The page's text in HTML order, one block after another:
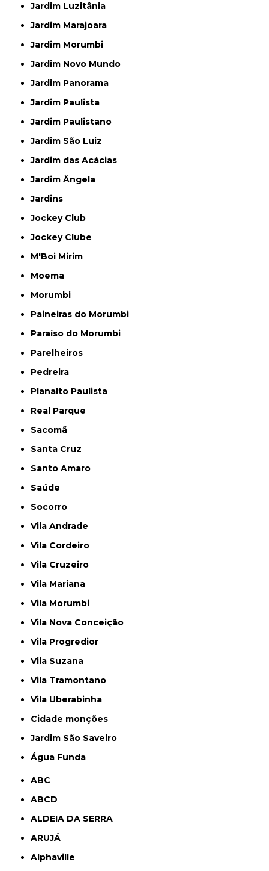
Jardim Luzitânia
Jardim Marajoara
Jardim Morumbi
Jardim Novo Mundo
Jardim Panorama
Jardim Paulista
Jardim Paulistano
Jardim São Luiz
Jardim das Acácias
Jardim Ângela
Jardins
Jockey Club
Jockey Clube
M'Boi Mirim
Moema
Morumbi
Paineiras do Morumbi
Paraíso do Morumbi
Parelheiros
Pedreira
Planalto Paulista
Real Parque
Sacomã
Santa Cruz
Santo Amaro
Saúde
Socorro
Vila Andrade
Vila Cordeiro
Vila Cruzeiro
Vila Mariana
Vila Morumbi
Vila Nova Conceição
Vila Progredior
Vila Suzana
Vila Tramontano
Vila Uberabinha
cidade monções
jardim São Saveiro
Água Funda
ABC
ABCD
ALDEIA DA SERRA
ARUJÁ
Alphaville